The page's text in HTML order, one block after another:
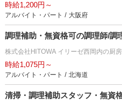
時給1,200円～
アルバイト・パート / 大阪府
調理補助・無資格可の調理師/調
株式会社HITOWA イリーゼ西岡内の厨房
時給1,075円～
アルバイト・パート / 北海道
清掃・調理補助スタッフ・無資